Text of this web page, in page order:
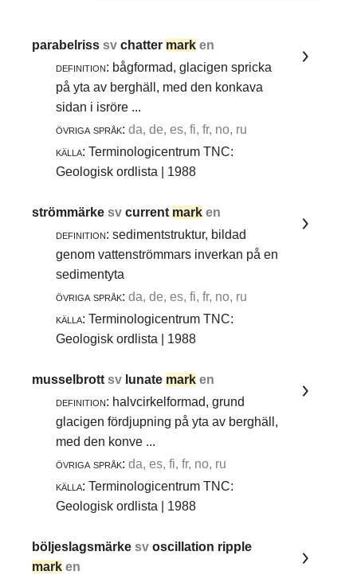
parabelrisssvchatter mark en
definition: bågformad, glacigen spricka
på yta av berghäll, med den konkava
sidan i isröre ...
övriga språk: da, de, es, fi, fr, no, ru
källa: Terminologicentrum TNC:
Geologisk ordlista | 1988
strömmärkesvcurrent mark en
definition: sedimentstruktur, bildad
genom vattenströmmars inverkan på en
sedimentyta
övriga språk: da, de, es, fi, fr, no, ru
källa: Terminologicentrum TNC:
Geologisk ordlista | 1988
musselbrottsv lunate mark en
definition: halvcirkelformad, grund
glacigen fördjupning på yta av berghäll,
med den konve ...
övriga språk: da, es, fi, fr, no, ru
källa: Terminologicentrum TNC:
Geologisk ordlista | 1988
böljeslagsmärkesvoscillation ripple
mark en